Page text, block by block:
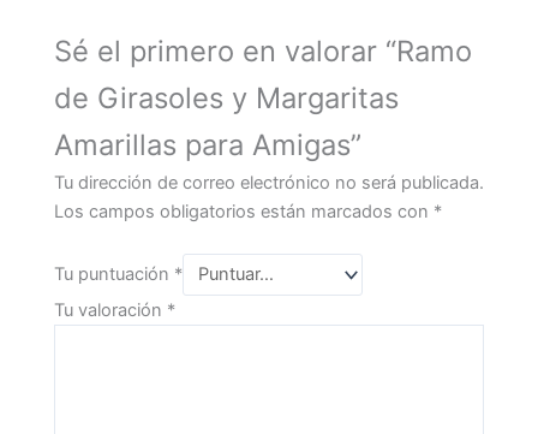
Sé el primero en valorar “Ramo
de Girasoles y Margaritas
Amarillas para Amigas”
Tu dirección de correo electrónico no será publicada.
Los campos obligatorios están marcados con *
Tu puntuación *
Tu valoración *